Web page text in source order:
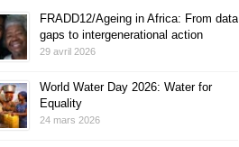
FRADD12/Ageing in Africa: From data
gaps to intergenerational action
29 avril 2026
World Water Day 2026: Water for
Equality
24 mars 2026